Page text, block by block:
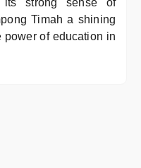
its strong sense of
Timah a shining
power of education in